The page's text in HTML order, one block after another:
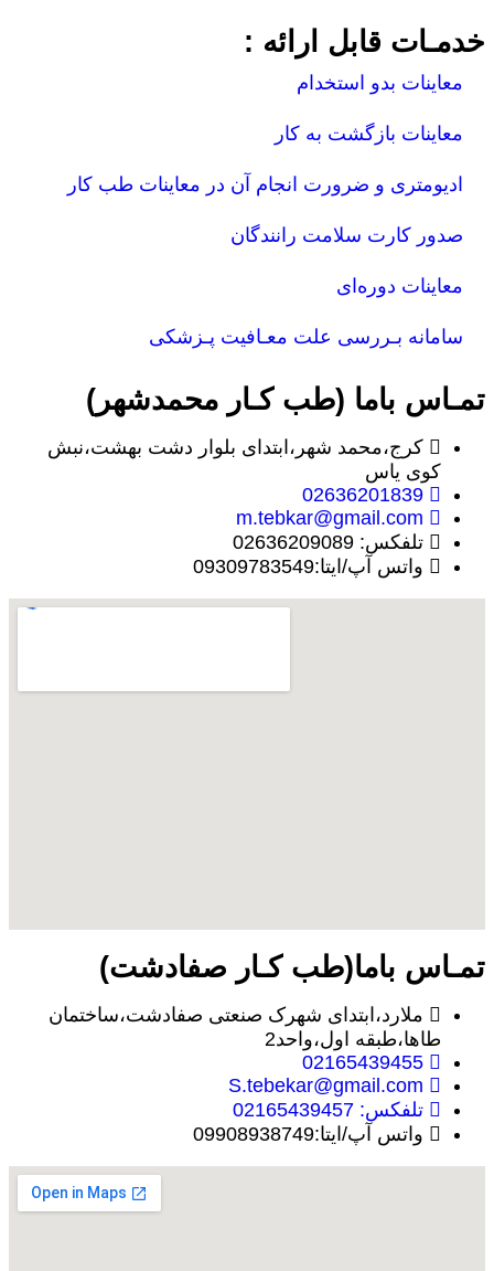
خدمـات قابل ارائه :
معاینات بدو استخدام
معاینات بازگشت به کار
ادیومتری و ضرورت انجام آن در معاینات طب کار
صدور کارت سلامت رانندگان
معاینات دوره‌ای
سامانه بـررسی علت معـافیت پـزشکی
تمـاس باما (طب کـار محمدشهر)
کرج،محمد شهر،ابتدای بلوار دشت بهشت،نبش
کوی یاس
02636201839
m.tebkar@gmail.com
تلفکس: 02636209089
واتس آپ/ایتا:09309783549
تمـاس باما(طب کـار صفادشت)
ملارد،ابتدای شهرک صنعتی صفادشت،ساختمان
طاها،طبقه اول،واحد2
02165439455
S.tebekar@gmail.com
تلفکس: 02165439457
واتس آپ/ایتا:09908938749